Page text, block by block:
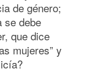
de género;
se debe
que dice
mujeres” y